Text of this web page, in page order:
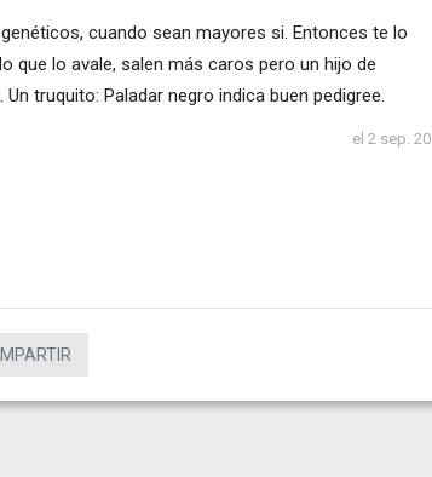
cuando sean mayores si. Entonces te lo
que lo avale, salen más caros pero un hijo de
truquito: Paladar negro indica buen pedigree.
el 2 sep. 20